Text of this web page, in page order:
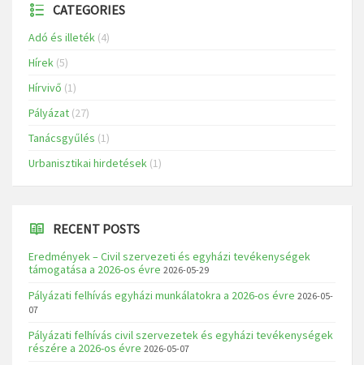
CATEGORIES
Adó és illeték (4)
Hírek (5)
Hírvivő (1)
Pályázat (27)
Tanácsgyűlés (1)
Urbanisztikai hirdetések (1)
RECENT POSTS
Eredmények – Civil szervezeti és egyházi tevékenységek
támogatása a 2026-os évre 2026-05-29
Pályázati felhívás egyházi munkálatokra a 2026-os évre 2026-05-
07
Pályázati felhívás civil szervezetek és egyházi tevékenységek
részére a 2026-os évre 2026-05-07